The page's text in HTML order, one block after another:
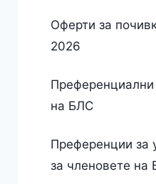
Оферти за
2026
Преференциални
на БЛС
Преференции за
за членовете на